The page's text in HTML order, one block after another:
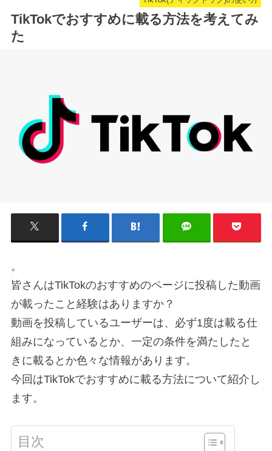
TikTokでおすすめに載る方法を考えてみ
た
。
皆さんはTikTokのおすすめのページに投稿した動画
が載ったこと経験はありますか？
動画を投稿しているユーザーは、必ず1度は載る仕
組みになっているとか、一定の条件を満たしたと
きに載るとか色々な情報があります。
今回はTikTokでおすすめに載る方法について紹介し
ます。
目次